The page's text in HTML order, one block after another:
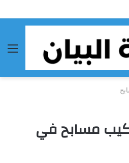
مسابح في